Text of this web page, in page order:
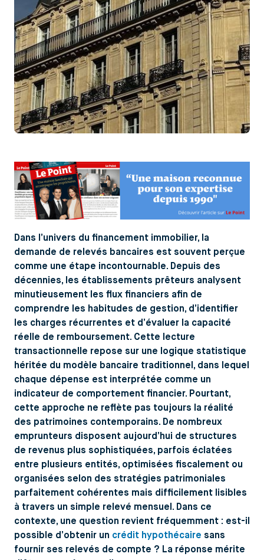
Dans l’univers du financement immobilier, la
demande de relevés bancaires est souvent perçue
comme une étape incontournable. Depuis des
décennies, les établissements prêteurs analysent
minutieusement les flux financiers afin de
comprendre les habitudes de gestion, d’identifier
les charges récurrentes et d’évaluer la capacité
réelle de remboursement. Cette lecture
transactionnelle repose sur une logique statistique
héritée du modèle bancaire traditionnel, dans lequel
chaque dépense est interprétée comme un
indicateur de comportement financier. Pourtant,
cette approche ne reflète pas toujours la réalité
des patrimoines contemporains. De nombreux
emprunteurs disposent aujourd’hui de structures
de revenus plus sophistiquées, parfois éclatées
entre plusieurs entités, optimisées fiscalement ou
organisées selon des stratégies patrimoniales
parfaitement cohérentes mais difficilement lisibles
à travers un simple relevé mensuel. Dans ce
contexte, une question revient fréquemment : est-il
possible d’obtenir un crédit hypothécaire sans
fournir ses relevés de compte ? La réponse mérite